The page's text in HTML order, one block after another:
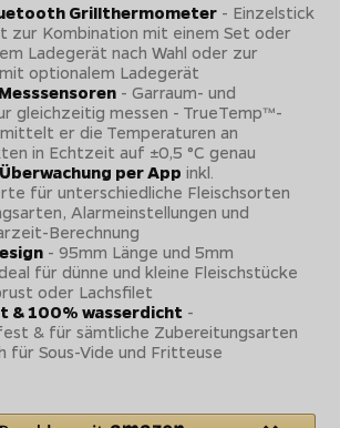
Grillthermometer - Einzelstick
zur Kombination mit einem Set oder
Ladegerät nach Wahl oder zur
optionalem Ladegerät
- Garraum- und
gleichzeitig messen - TrueTemp™-
er die Temperaturen an
in Echtzeit auf ±0,5 °C genau
per App inkl.
für unterschiedliche Fleischsorten
Alarmeinstellungen und
Berechnung
- 95mm Länge und 5mm
für dünne und kleine Fleischstücke
oder Lachsfilet
& 100% wasserdicht -
& für sämtliche Zubereitungsarten
für Sous-Vide und Fritteuse